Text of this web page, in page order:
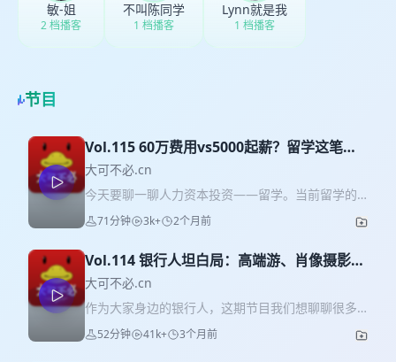
敏-姐
2 档播客
不叫陈同学
1 档播客
Lynn就是我
1 档播客
节目
Vol.115 60万费用vs5000起薪？留学这笔投
资，到底值不值
大可不必.cn
今天要聊一聊人力资本投资——留学。当前留学的
成本、面对的竞争压力和就业环境都发生了急剧变
化，再用的以前的眼光看待留学这件事，就容易陷
维，来算清楚留学这笔账；也看一看在学历贬值的
当前，该如何破局；当然更重要的是——我们会再
开一轮坦白局，看看里面藏了多少我们外行人看不
懂的套路。 本期嘉宾：BOB 如需加入听友群，请加
小助理微信：luse545015 Part 1 留学价值大辩论：
71分钟 3k+ 2个月前
Vol.114 银行人坦白局：高端游、肖像摄影、
玄学…那些你不知道的银行套路
大可不必.cn
作为大家身边的银行人，这期节目我们想聊聊很多
银行人心照不宣、却很少对外明说的事，也就是：
银行里那些披着 “福利” 外衣的营销套路。 欢迎加入
52分钟 41k+ 3个月前